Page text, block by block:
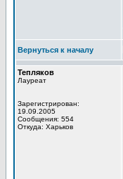
Вернуться к началу
Тепляков
Лауреат
Зарегистрирован:
19.09.2005
Сообщения: 554
Откуда: Харьков